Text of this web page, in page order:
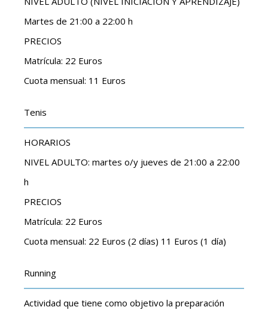
Martes de 21:00 a 22:00 h
PRECIOS
Matrícula: 22 Euros
Cuota mensual: 11 Euros
Tenis
HORARIOS
NIVEL ADULTO: martes o/y jueves de 21:00 a 22:00
h
PRECIOS
Matrícula: 22 Euros
Cuota mensual: 22 Euros (2 días) 11 Euros (1 día)
Running
Actividad que tiene como objetivo la preparación